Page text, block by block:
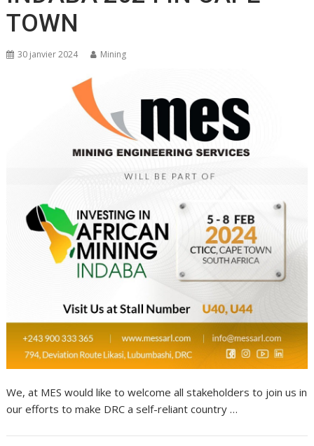
TOWN
30 janvier 2024 Mining
We, at MES would like to welcome all stakeholders to join us in
our efforts to make DRC a self-reliant country …